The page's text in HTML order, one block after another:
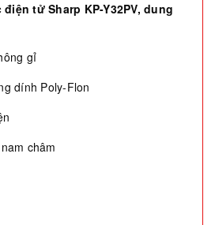
tử Sharp KP-Y32PV, dung
gỉ
dính Poly-Flon
châm